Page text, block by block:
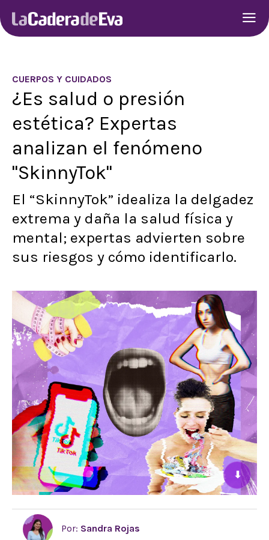
CUERPOS Y CUIDADOS
¿Es salud o presión
estética? Expertas
analizan el fenómeno
"SkinnyTok"
El “SkinnyTok” idealiza la delgadez
extrema y daña la salud física y
mental; expertas advierten sobre
sus riesgos y cómo identificarlo.
⬇
Por: Sandra Rojas